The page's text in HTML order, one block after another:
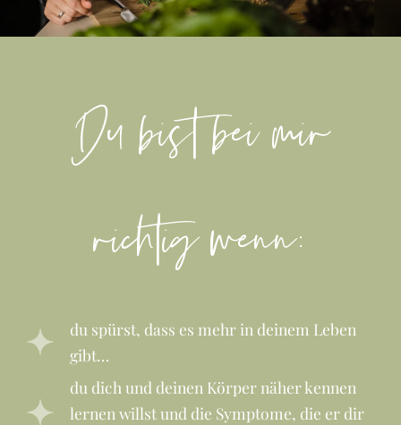
Du bist bei mir
richtig wenn:
du spürst, dass es mehr in deinem Leben
gibt…
du dich und deinen Körper näher kennen
lernen willst und die Symptome, die er dir